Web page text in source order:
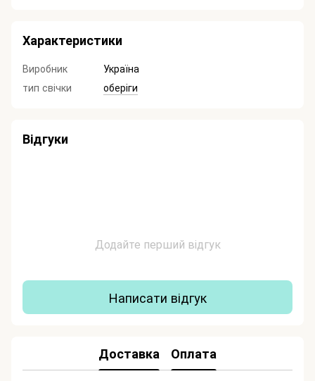
Характеристики
Виробник
Україна
тип свічки
оберіги
Відгуки
Додайте перший відгук
Написати відгук
Доставка Оплата